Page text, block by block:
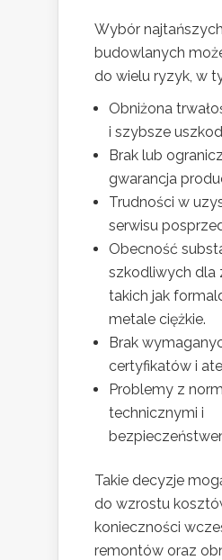
Wybór
budowlanych
do wielu ryzyk, w
Obniżona
i szybsze
Brak lub
gwarancja
Trudności w
serwisu
Obecność
szkodliwych dla
takich jak
metale ciężkie.
Brak
certyfikatów i
Problemy z
technicznymi i
Takie decyzje
do wzrostu
konieczności
remontów oraz